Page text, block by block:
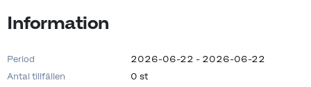
Information
Period
2026-06-22 - 2026-06-22
Antal tillfällen
0 st